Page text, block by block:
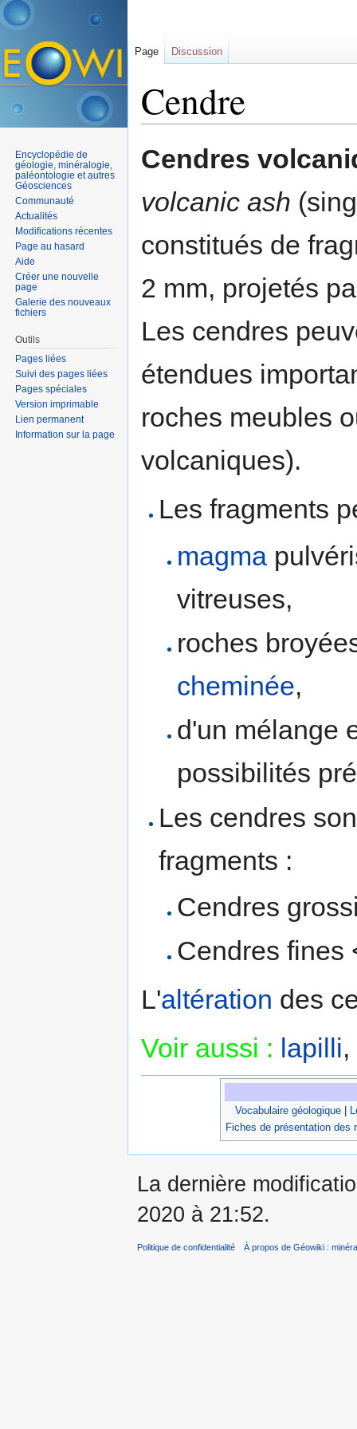
Cendre
Cendres
volcanic ash
constitués de
2 mm, projetés
Les cendres
étendues
roches meubles
volcaniques).
Les fragments
magma
vitreuses,
roches
cheminée,
d'un mélange
possibilités
Les cendres
fragments :
Cendres
Cendres fines
L'altération des
Voir aussi : lapilli,
Vocabulaire géologique|
Fiches de présentation des
Page Discussion
Encyclopédie de
géologie, minéralogie,
paléontologie et autres
Géosciences
Communauté
Actualités
Modifications récentes
Page au hasard
Aide
Créer une nouvelle
page
Galerie des nouveaux
fichiers
Outils
Pages liées
Suivi des pages liées
Pages spéciales
Version imprimable
Lien permanent
Information sur la page
La dernière
2020 à 21:52.
Politique de confidentialité À propos de Géowiki :